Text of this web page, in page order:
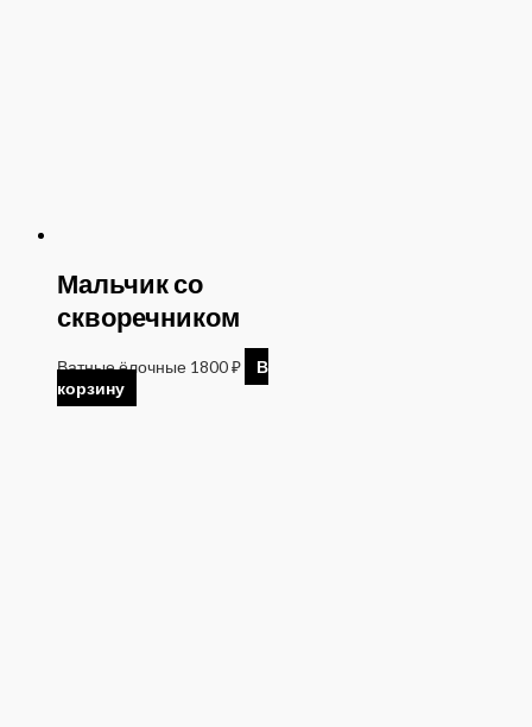
Мальчик со
скворечником
Ватные ёлочные 1800₽
В
корзину